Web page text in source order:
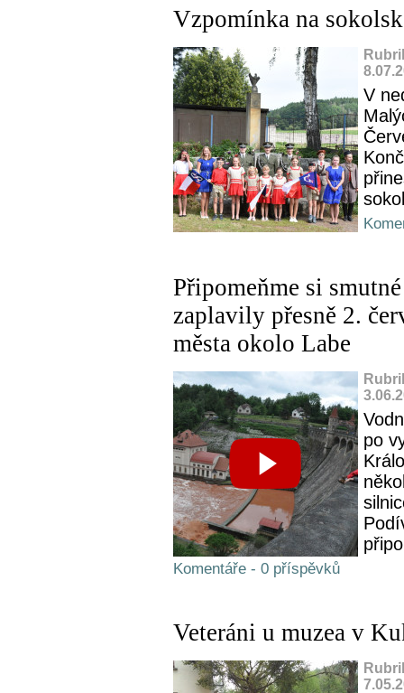
Vzpomínka na
V
Připomeňme si
zaplavily přesně 2.
města okolo Labe
po
Komentáře - 0 příspěvků
Veteráni u muzea v